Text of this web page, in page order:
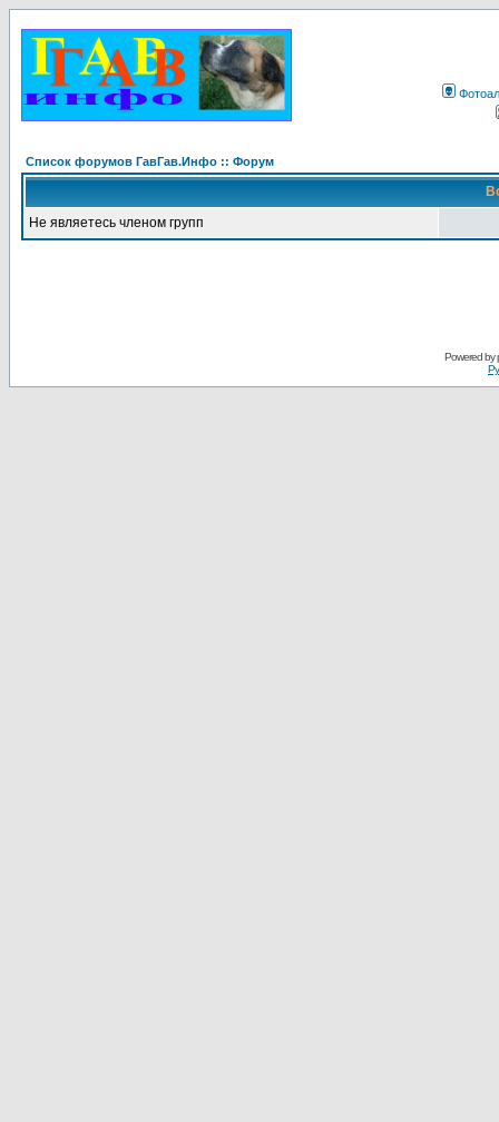
Список форумов ГавГав.Инфо :: Форум
Не являетесь членом групп
Powered by